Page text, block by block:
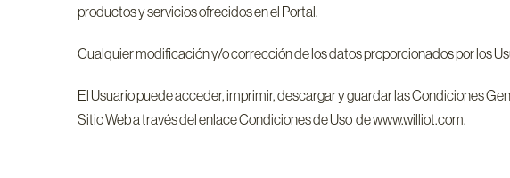
productos y servicios ofrecidos en el Portal.
Cualquier modificación y/o corrección de los datos proporcionados por los
El Usuario puede acceder, imprimir, descargar y guardar las Condiciones
Sitio Web a través del enlace Condiciones de Uso de www.williot.com.